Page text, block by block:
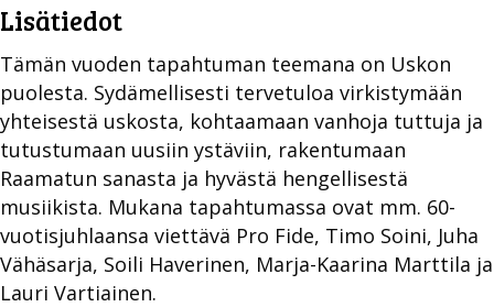
Lisätiedot
Tämän vuoden tapahtuman teemana on Uskon
puolesta. Sydämellisesti tervetuloa virkistymään
yhteisestä uskosta, kohtaamaan vanhoja tuttuja ja
tutustumaan uusiin ystäviin, rakentumaan
Raamatun sanasta ja hyvästä hengellisestä
musiikista. Mukana tapahtumassa ovat mm. 60-
vuotisjuhlaansa viettävä Pro Fide, Timo Soini, Juha
Vähäsarja, Soili Haverinen, Marja-Kaarina Marttila ja
Lauri Vartiainen.